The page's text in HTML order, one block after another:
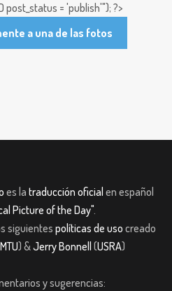
post_status = 'publish'"); ?>
a una de las fotos
es la traducción oficial en español
Picture of the Day".
siguientes políticas de uso creado
MTU) &Jerry Bonnell (USRA)
y sugerencias: